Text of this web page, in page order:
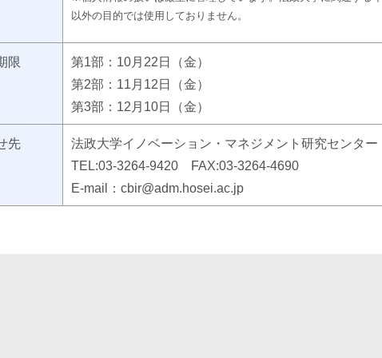
以外の目的では使用しておりません。
限
第1部：10月22日（金）
第2部：11月12日（金）
第3部：12月10日（金）
先
法政大学イノベーション・マネジメント研究センター
TEL:03-3264-9420 FAX:03-3264-4690
E-mail：cbir@adm.hosei.ac.jp